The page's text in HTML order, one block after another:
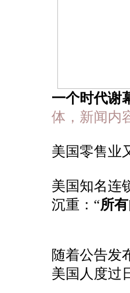
一个时代谢
体，新闻内
美国零售业
美国知名连
沉重：“所
随着公告发
美国人度过